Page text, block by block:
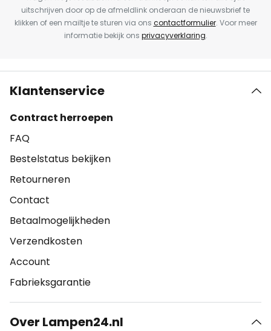
uitschrijven door op de afmeldlink onderaan de nieuwsbrief te
klikken of een mailtje te sturen via ons contactformulier. Voor meer
informatie bekijk ons privacyverklaring.
Klantenservice
Contract herroepen
FAQ
Bestelstatus bekijken
Retourneren
Contact
Betaalmogelijkheden
Verzendkosten
Account
Fabrieksgarantie
Over Lampen24.nl